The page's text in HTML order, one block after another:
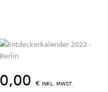
0,00€ INKL. MWST.